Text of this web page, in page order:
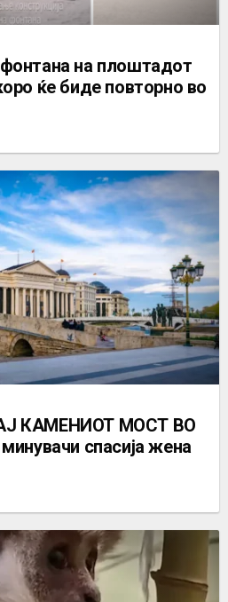
на плоштадот
ќе биде повторно во
КАМЕНИОТ МОСТ ВО
спасија жена